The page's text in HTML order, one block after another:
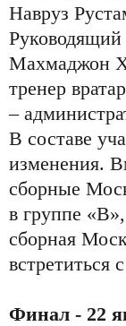
Навруз
Махмаджон
тренер
–
В составе
изменения.
сборные
в группе
сборная
встретиться
Финал - 22